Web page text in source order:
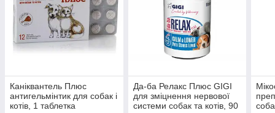
Каніквантель Плюс
антигельмінтик для собак і
котів, 1 таблетка
Да-ба Релакс Плюс GIGI
для зміцнення нервової
системи собак та котів, 90